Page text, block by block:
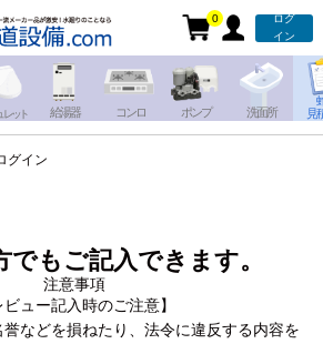
0
ログ
イン
レット 給湯器 コンロ ポンプ 洗面所
見
積も
グイン
もご記入できます。
注意事項
ビュー記入時のご注意】
などを損ねたり、法令に違反する内容を